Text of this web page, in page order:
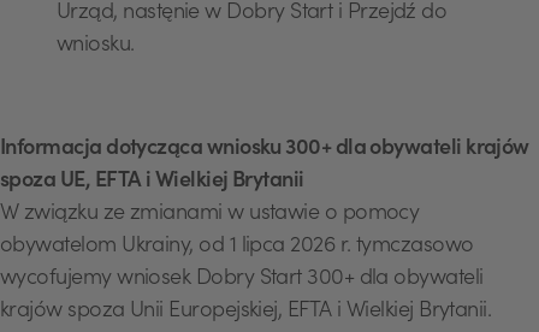
Urząd, nastęnie w Dobry Start i Przejdź do
wniosku.
Informacja dotycząca wniosku 300+ dla obywateli krajów
spoza UE, EFTA i Wielkiej Brytanii
W związku ze zmianami w ustawie o pomocy
obywatelom Ukrainy, od 1 lipca 2026 r. tymczasowo
wycofujemy wniosek Dobry Start 300+ dla obywateli
krajów spoza Unii Europejskiej, EFTA i Wielkiej Brytanii.